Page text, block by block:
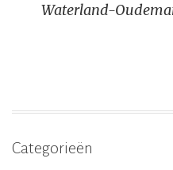
Waterland-
Categorieën